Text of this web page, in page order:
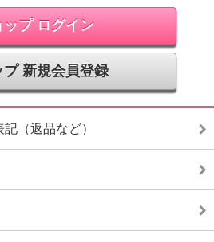
ップ ログイン
プ 新規会員登録
（返品など）